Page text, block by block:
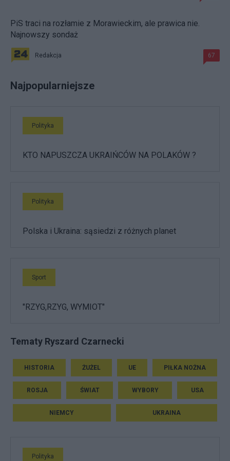
PiS traci na rozłamie z Morawieckim, ale prawica nie.
Najnowszy sondaż
Redakcja 67
Najpopularniejsze
Polityka
KTO NAPUSZCZA UKRAIŃCÓW NA POLAKÓW ?
Polityka
Polska i Ukraina: sąsiedzi z różnych planet
Sport
"RZYG,RZYG, WYMIOT"
Tematy Ryszard Czarnecki
HISTORIA ŻUŻEL UE PIŁKA NOŻNA
ROSJA ŚWIAT WYBORY USA
NIEMCY UKRAINA
Polityka